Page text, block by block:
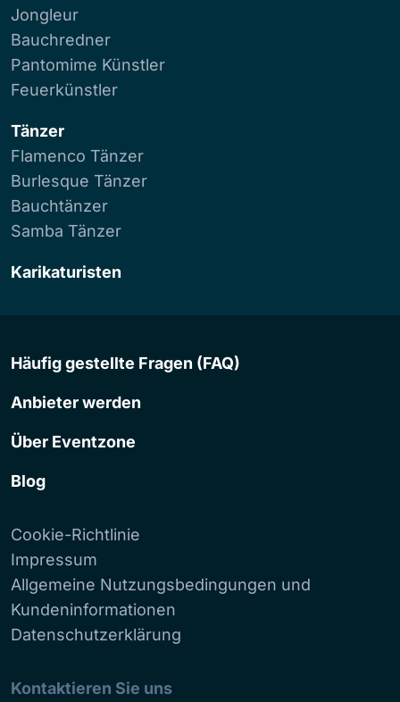
Jongleur
Bauchredner
Pantomime Künstler
Feuerkünstler
Tänzer
Flamenco Tänzer
Burlesque Tänzer
Bauchtänzer
Samba Tänzer
Karikaturisten
Häufig gestellte Fragen (FAQ)
Anbieter werden
Über Eventzone
Blog
Cookie-Richtlinie
Impressum
Allgemeine Nutzungsbedingungen und
Kundeninformationen
Datenschutzerklärung
Kontaktieren Sie uns